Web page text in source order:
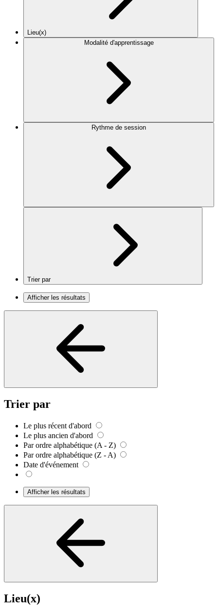
Lieu(x)
Modalité d'apprentissage
Rythme de session
Trier par
Afficher les résultats
Trier par
Le plus récent d'abord
Le plus ancien d'abord
Par ordre alphabétique (A - Z)
Par ordre alphabétique (Z - A)
Date d'événement
Afficher les résultats
Lieu(x)